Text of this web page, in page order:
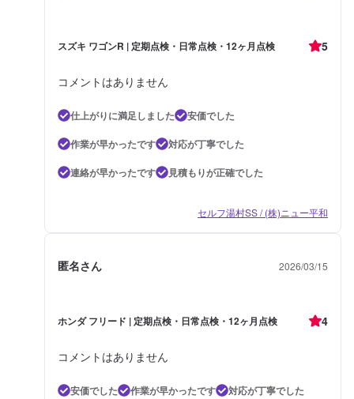
スズキ ワゴンR | 定期点検・日常点検・12ヶ月点検 5
コメントはありません
仕上がりに満足しました
安価でした
作業が早かったです
対応が丁寧でした
連絡が早かったです
見積もりが正確でした
セルフ湯村SS / (株)ニュー平和
匿名さん 2026/03/15
ホンダ フリード | 定期点検・日常点検・12ヶ月点検 4
コメントはありません
安価でした 作業が早かったです 対応が丁寧でした